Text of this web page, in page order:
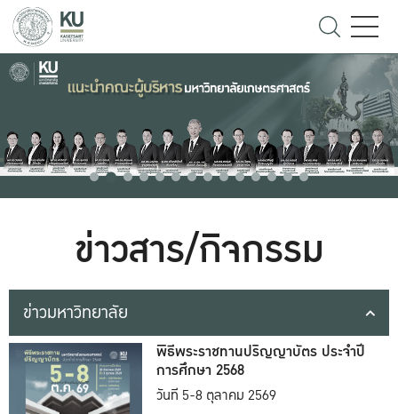
ข่าวสาร/กิจกรรม
ข่าวมหาวิทยาลัย
พิธีพระราชทานปริญญาบัตร ประจำปี
การศึกษา 2568
วันที่ 5-8 ตุลาคม 2569